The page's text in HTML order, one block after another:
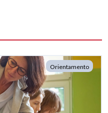
Orientamento